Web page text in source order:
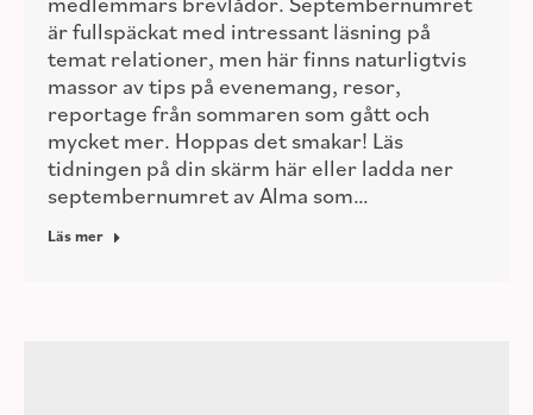
är fullspäckat med intressant läsning på
temat relationer, men här finns naturligtvis
massor av tips på evenemang, resor,
reportage från sommaren som gått och
mycket mer. Hoppas det smakar! Läs
tidningen på din skärm här eller ladda ner
septembernumret av Alma som…
Läs mer